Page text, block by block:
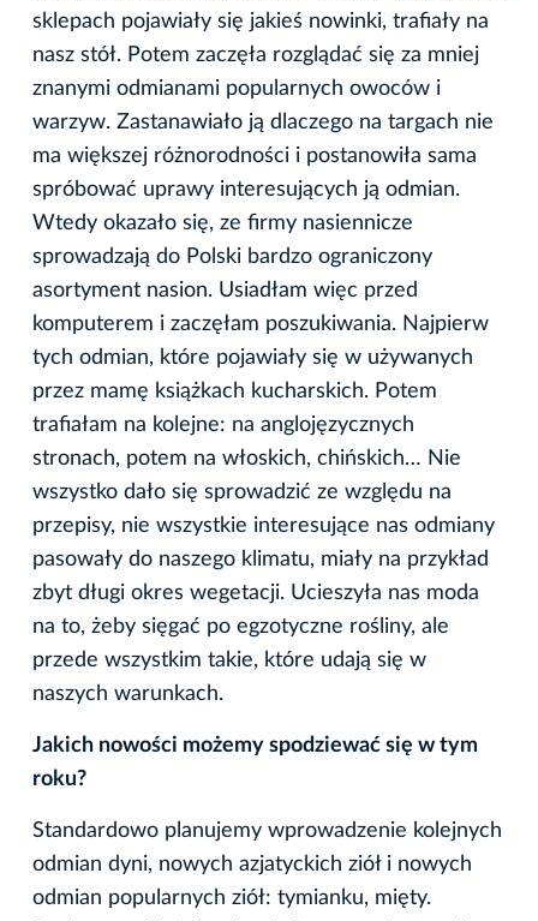
sklepach pojawiały się jakieś nowinki, trafiały na
nasz stół. Potem zaczęła rozglądać się za mniej
znanymi odmianami popularnych owoców i
warzyw. Zastanawiało ją dlaczego na targach nie
ma większej różnorodności i postanowiła sama
spróbować uprawy interesujących ją odmian.
Wtedy okazało się, ze firmy nasiennicze
sprowadzają do Polski bardzo ograniczony
asortyment nasion. Usiadłam więc przed
komputerem i zaczęłam poszukiwania. Najpierw
tych odmian, które pojawiały się w używanych
przez mamę książkach kucharskich. Potem
trafiałam na kolejne: na anglojęzycznych
stronach, potem na włoskich, chińskich… Nie
wszystko dało się sprowadzić ze względu na
przepisy, nie wszystkie interesujące nas odmiany
pasowały do naszego klimatu, miały na przykład
zbyt długi okres wegetacji. Ucieszyła nas moda
na to, żeby sięgać po egzotyczne rośliny, ale
przede wszystkim takie, które udają się w
naszych warunkach.
Jakich nowości możemy spodziewać się w tym
roku?
Standardowo planujemy wprowadzenie kolejnych
odmian dyni, nowych azjatyckich ziół i nowych
odmian popularnych ziół: tymianku, mięty.